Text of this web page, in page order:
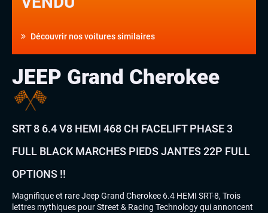
Découvrir nos voitures similaires
JEEP Grand Cherokee
SRT 8 6.4 V8 HEMI 468 CH FACELIFT PHASE 3
FULL BLACK MARCHES PIEDS JANTES 22P FULL
OPTIONS !!
Magnifique et rare Jeep Grand Cherokee 6.4 HEMI SRT-8, Trois
lettres mythiques pour Street & Racing Technology qui annoncent